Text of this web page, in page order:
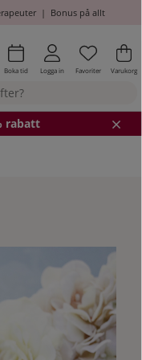
| Bonus på allt
Boka tid Logga in Antal i
.
Favoriter .
Varukorg
rabatt